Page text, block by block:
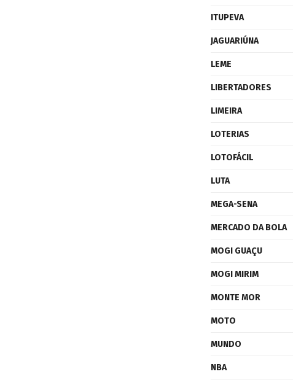
ITUPEVA
JAGUARIÚNA
LEME
LIBERTADORES
LIMEIRA
LOTERIAS
LOTOFÁCIL
LUTA
MEGA-SENA
MERCADO DA BOLA
MOGI GUAÇU
MOGI MIRIM
MONTE MOR
MOTO
MUNDO
NBA